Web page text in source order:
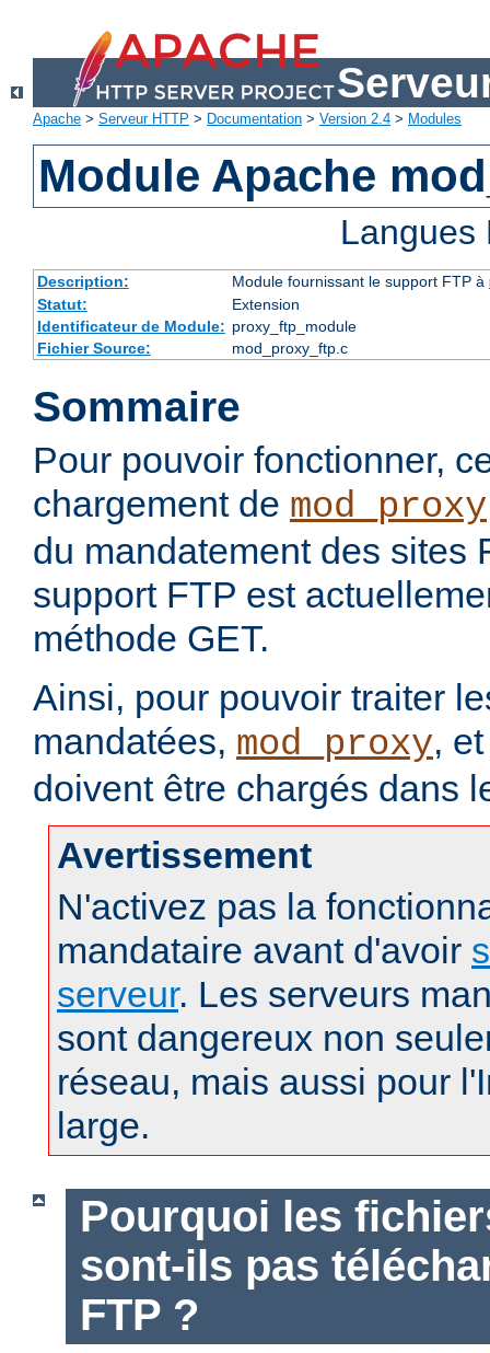
Apache > Serveur HTTP > Documentation > Version 2.4 > Modules
Module Apache
Description: Module fournissant le support FTP à
Statut:
Extension
Identificateur de Module: proxy_ftp_module
Fichier Source:
mod_proxy_ftp.c
Sommaire
Pour pouvoir fonctionner,
chargement de mod_proxy
du mandatement des sites
support FTP est
méthode GET.
Ainsi, pour pouvoir traiter
mandatées, mod_proxy,
doivent être chargés dans
Avertissement
N'activez pas la
mandataire avant d'avoir
serveur. Les serveurs
sont dangereux non
réseau, mais aussi pour
large.
Pourquoi les
sont-ils pas
FTP ?